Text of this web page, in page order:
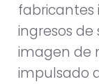
fabricantes
ingresos
imagen de
impulsado